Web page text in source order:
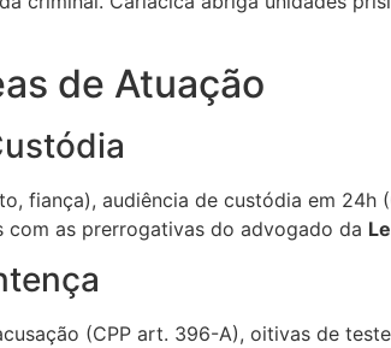
de Atuação
fiança), audiência de custódia em 24h
com as prerrogativas do advogado da
(CPP art. 396-A), oitivas de